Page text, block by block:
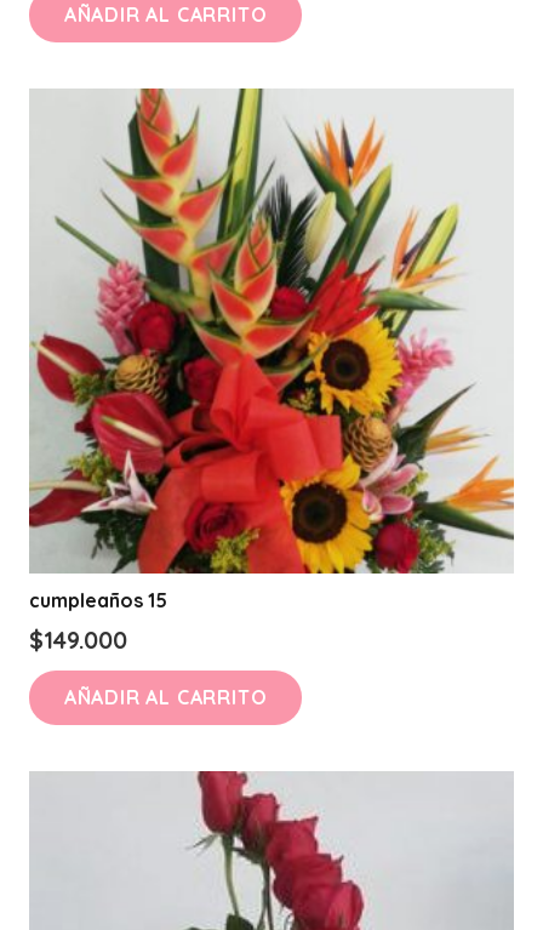
AÑADIR AL CARRITO
cumpleaños 15
$149.000
AÑADIR AL CARRITO